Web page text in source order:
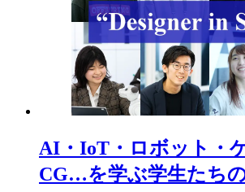
AI・IoT・ロボット・
CG…を学ぶ学生たち